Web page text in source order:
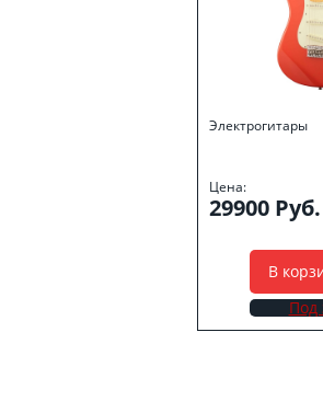
Электрогитары
Цена:
29900 Руб.
В
Под